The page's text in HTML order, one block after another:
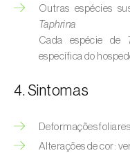
Outras espécies
Taphrina
Cada espécie de
específica do
4. Sintomas
Deformações
Alterações de cor: